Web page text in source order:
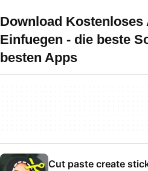
Download Kostenloses
Einfuegen - die beste
besten Apps
Cut paste create